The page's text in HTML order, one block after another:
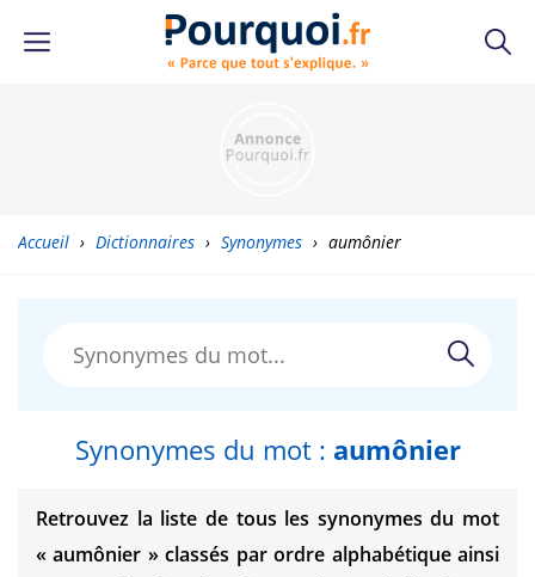
Accueil › Dictionnaires › Synonymes › aumônier
Synonymes du mot : aumônier
Retrouvez la liste de tous les synonymes du mot
« aumônier »classés par ordre alphabétique ainsi